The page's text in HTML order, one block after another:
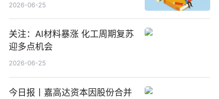
2026-06-25
关注：AI材料暴涨 化工周期复苏
迎多点机会
2026-06-25
今日报丨嘉高达资本因股份合并